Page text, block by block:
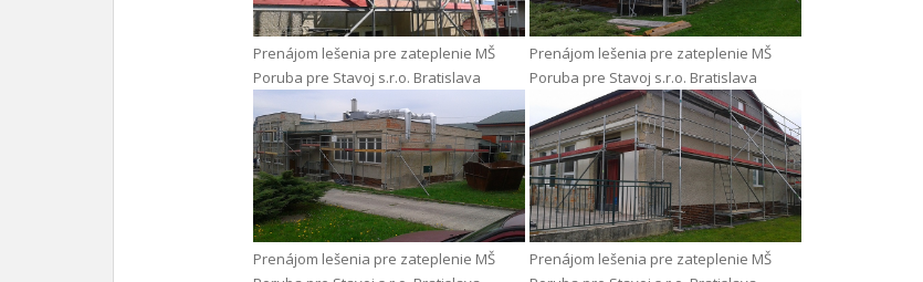
Prenájom lešenia pre zateplenie MŠ
Poruba pre Stavoj s.r.o. Bratislava
Prenájom lešenia pre zateplenie MŠ
Poruba pre Stavoj s.r.o. Bratislava
Prenájom lešenia pre zateplenie MŠ
Prenájom lešenia pre zateplenie MŠ